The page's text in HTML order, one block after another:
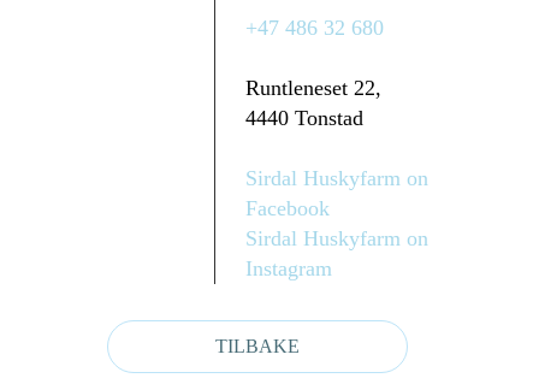
+47 486 32 680
Runtleneset 22,
4440 Tonstad
Sirdal Huskyfarm on
Facebook
Sirdal Huskyfarm on
Instagram